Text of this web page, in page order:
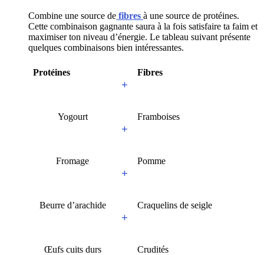
Combine une source de fibres à une source de protéines.
Cette combinaison gagnante saura à la fois satisfaire ta faim et
maximiser ton niveau d’énergie. Le tableau suivant présente
quelques combinaisons bien intéressantes.
Protéines
+
Fibres
Yogourt
+
Framboises
Fromage
+
Pomme
Beurre d’arachide
+
Craquelins de seigle
Œufs cuits durs Crudités